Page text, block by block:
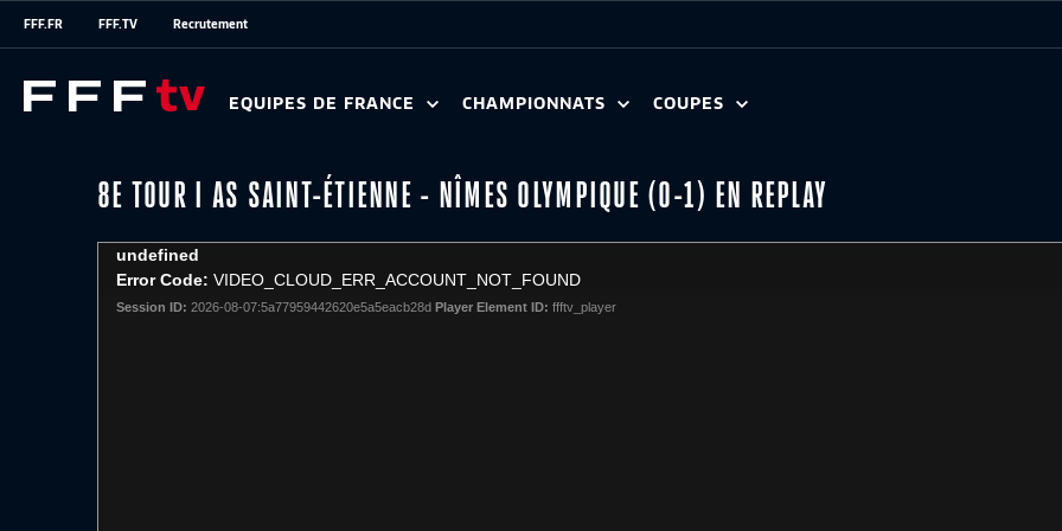
FFF.FR FFF.TV Recrutement
EQUIPES DE FRANCE CHAMPIONNATS COUPES
8E TOUR I AS SAINT-ÉTIENNE - NÎMES OLYMPIQUE (0-1) EN REPLAY
This
undefined
Error Code: VIDEO_CLOUD_ERR_ACCOUNT_NOT_FOUND
Session ID: 2026-08-07:5a77959442620e5a5eacb28d Player Element ID: ffftv_player